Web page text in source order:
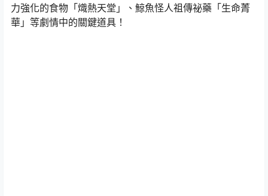
力強化的食物「熾熱天堂」、鯨魚怪人祖傳祕藥「生命菁
華」等劇情中的關鍵道具！